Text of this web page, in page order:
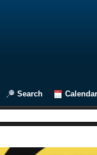
Search Calendar